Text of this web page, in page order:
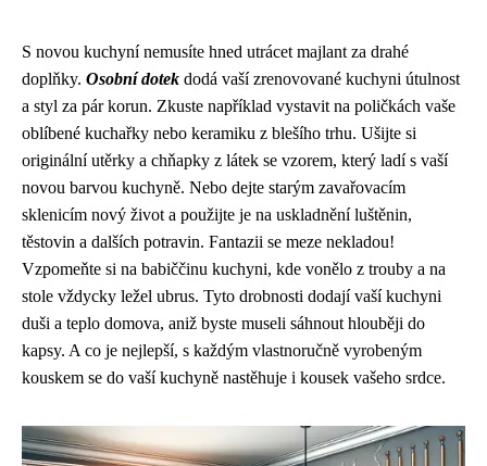
S novou kuchyní nemusíte hned utrácet majlant za drahé
doplňky. Osobní dotek dodá vaší zrenovované kuchyni útulnost
a styl za pár korun. Zkuste například vystavit na poličkách vaše
oblíbené kuchařky nebo keramiku z blešího trhu. Ušijte si
originální utěrky a chňapky z látek se vzorem, který ladí s vaší
novou barvou kuchyně. Nebo dejte starým zavařovacím
sklenicím nový život a použijte je na uskladnění luštěnin,
těstovin a dalších potravin. Fantazii se meze nekladou!
Vzpomeňte si na babiččinu kuchyni, kde vonělo z trouby a na
stole vždycky ležel ubrus. Tyto drobnosti dodají vaší kuchyni
duši a teplo domova, aniž byste museli sáhnout hlouběji do
kapsy. A co je nejlepší, s každým vlastnoručně vyrobeným
kouskem se do vaší kuchyně nastěhuje i kousek vašeho srdce.